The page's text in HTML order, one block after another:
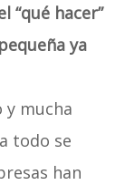
“qué hacer”
ya
y mucha
todo se
han